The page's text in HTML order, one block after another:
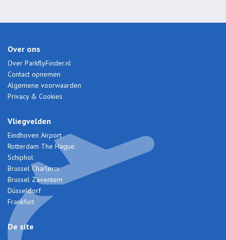
Over ons
Over ParkflyFinder.nl
Contact opnemen
Algemene voorwaarden
Privacy & Cookies
Vliegvelden
Eindhoven Airport
Rotterdam The Hague
Schiphol
Brussel Charleroi
Brussel Zaventem
Düsseldorf
Frankfurt
De site